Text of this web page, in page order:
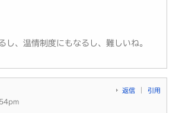
し、温情制度にもなるし、難しいね。
返信 引用